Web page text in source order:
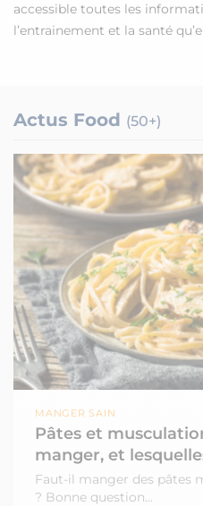
accessible toutes les
l’entrainement et la santé
Actus Food (50+)
MANGER SAIN
Pâtes et
manger, et
Faut-il manger des pâtes
? Bonne question...